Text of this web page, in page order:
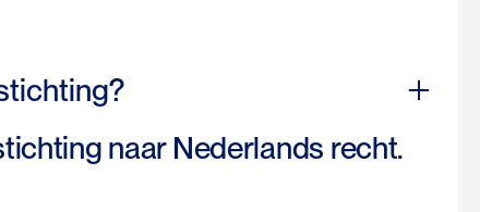
naar Nederlands recht.